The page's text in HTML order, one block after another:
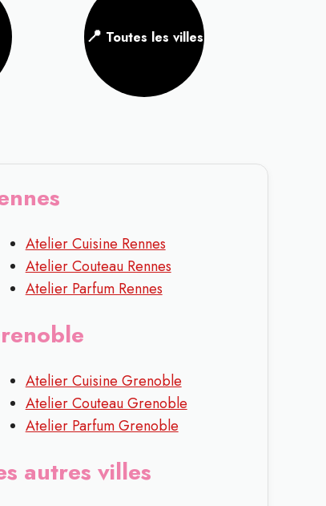
📍 Toutes les villes
Atelier Cuisine Rennes
Atelier Couteau Rennes
Atelier Parfum Rennes
Atelier Cuisine Grenoble
Atelier Couteau Grenoble
Atelier Parfum Grenoble
autres villes